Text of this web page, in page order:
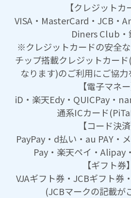
【クレジットカ
VISA・MasterCard・JCB・
Diners Club・
※クレジットカードの安全
チップ搭載クレジットカー
なります)のご利用にご協力
【電子マネー
iD・楽天Edy・QUICPay・
通系ICカード
【コード決済
PayPay・d払い・au PAY・
Pay・楽天ペイ・Alipay
【ギフト券】
VJAギフト券・JCBギフト券
(JCBマークの記載が